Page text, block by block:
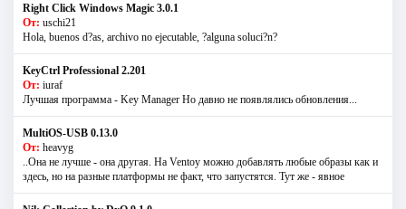
Right Click Windows Magic 3.0.1
От: uschi21
Hola, buenos d?as, archivo no ejecutable, ?alguna soluci?n?
KeyCtrl Professional 2.201
От: iuraf
Лучшая программа - Key Manager Но давно не появлялись обновления...
MultiOS-USB 0.13.0
От: heavyg
..Она не лучше - она другая. На Ventoy можно добавлять любые образы как и
здесь, но на разные платформы не факт, что запустятся. Тут же - явное